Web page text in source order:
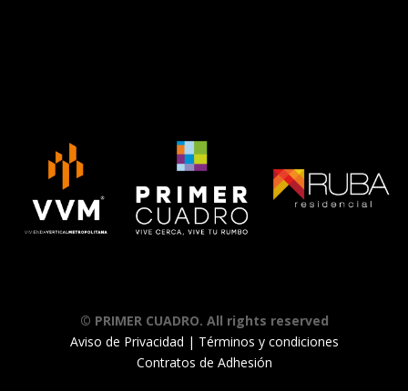
© PRIMER CUADRO. All rights reserved
Aviso de Privacidad | Términos y condiciones
Contratos de Adhesión